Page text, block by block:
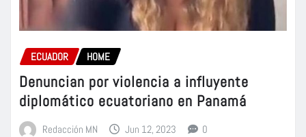
ECUADOR HOME
Denuncian por violencia a influyente
diplomático ecuatoriano en Panamá
Redacción MN Jun 12, 2023 0